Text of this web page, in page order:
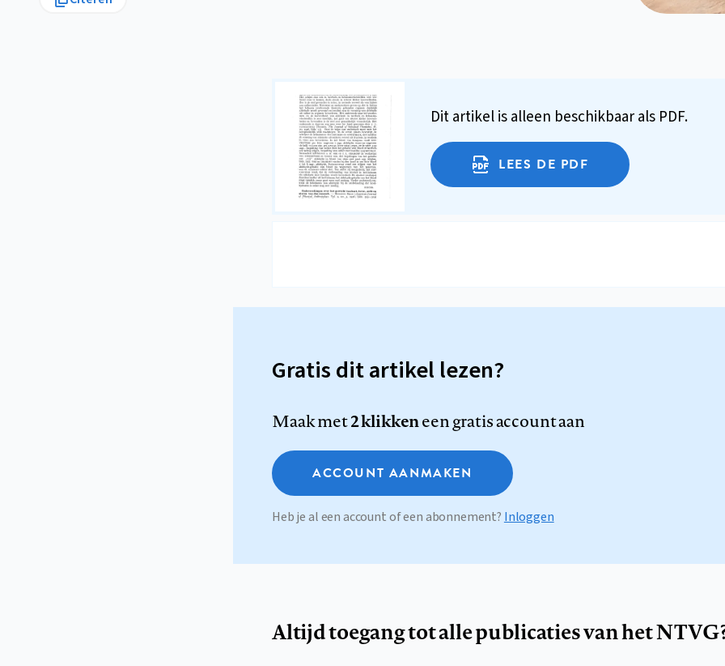
Dit artikel is alleen beschikbaar als PDF.
LEES DE PDF
Gratis dit artikel lezen?
Maak met2 klikkeneen gratis account aan
ACCOUNT AANMAKEN
Heb je al een account of een abonnement? Inloggen
Altijd toegang tot alle publicaties van het